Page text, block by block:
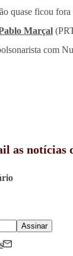
quase ficou
Marçal
com
as notícias
Assinar